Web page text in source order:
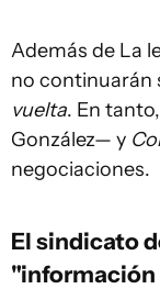
Además de La
no continuarán
vuelta. En tanto,
González— y
negociaciones.
El sindicato